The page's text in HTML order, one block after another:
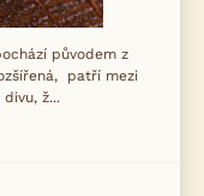
původem z
patří mezi
ž...